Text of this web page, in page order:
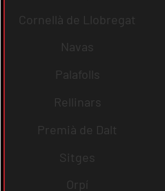
Cornellà de Llobregat
Navas
Palafolls
Rellinars
Premià de Dalt
Sitges
Orpí